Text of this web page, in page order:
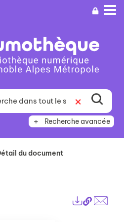
Recherche avancée
du document
Lien